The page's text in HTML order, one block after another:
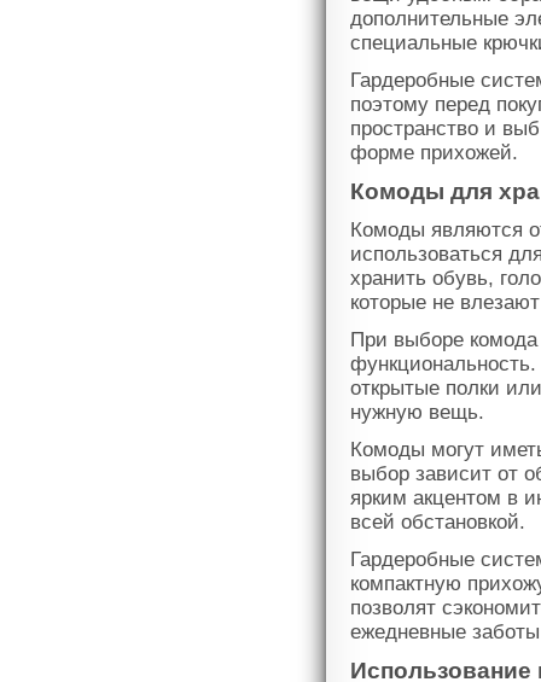
дополнительные
специальные
Гардеробные
поэтому перед
пространство и
форме прихожей.
Комоды для
Комоды являются
использоваться
хранить обувь,
которые не
При выборе комода
открытые полки
нужную вещь.
Комоды могут
выбор зависит от
ярким акцентом в
всей обстановкой.
Гардеробные
компактную
позволят
ежедневные